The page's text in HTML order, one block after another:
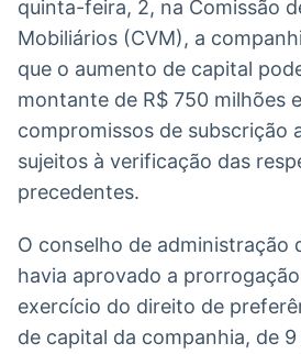
e Conteúdos
OTC
APIs
quinta-feira, 2, na Comissão
Mobiliários (CVM), a
que o aumento de capital
montante de R$ 750 milhões
compromissos de subscrição
sujeitos à verificação das
precedentes.
O conselho de administração
havia aprovado a
exercício do direito de
de capital da companhia, de 9